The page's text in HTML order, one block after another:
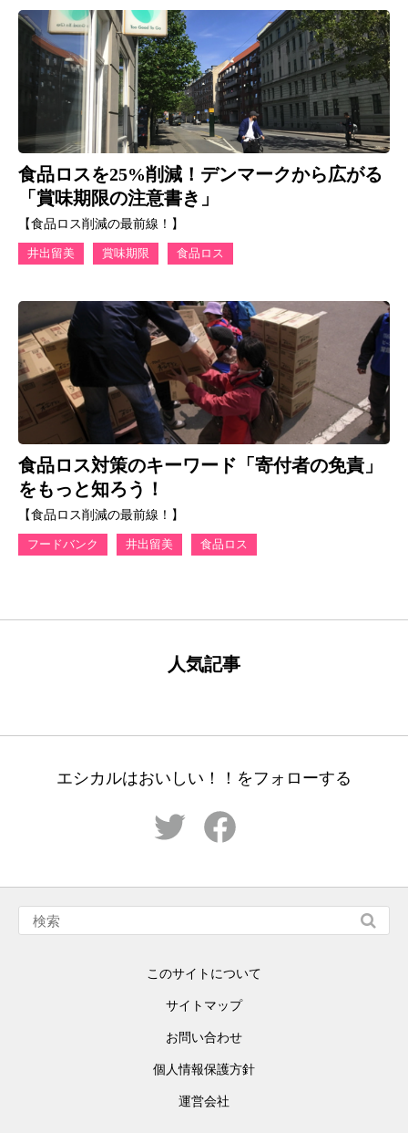
食品ロスを25%削減！デンマークから広がる
「賞味期限の注意書き」
【食品ロス削減の最前線！】
井出留美 賞味期限 食品ロス
食品ロス対策のキーワード「寄付者の免責」
をもっと知ろう！
【食品ロス削減の最前線！】
フードバンク 井出留美 食品ロス
人気記事
エシカルはおいしい！！をフォローする
このサイトについて
サイトマップ
お問い合わせ
個人情報保護方針
運営会社